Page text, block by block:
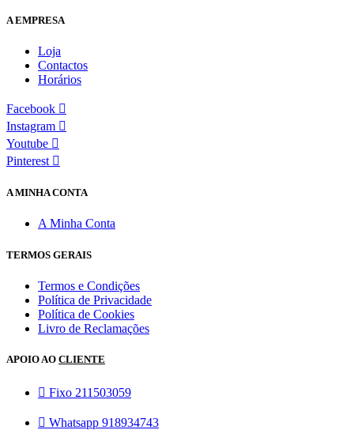
A EMPRESA
Loja
Contactos
Horários
Facebook
Instagram
Youtube
Pinterest
A MINHA CONTA
A Minha Conta
TERMOS GERAIS
Termos e Condições
Política de Privacidade
Política de Cookies
Livro de Reclamações
APOIO AO CLIENTE
Fixo 211503059
Whatsapp 918934743